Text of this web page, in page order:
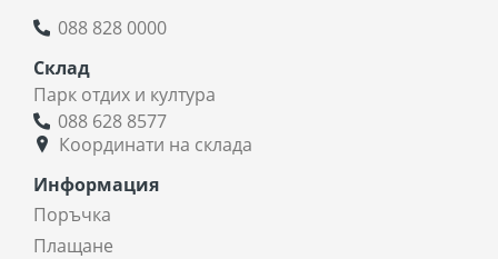
088 828 0000
Склад
Парк отдих и култура
088 628 8577
Координати на склада
Информация
Поръчка
Плащане